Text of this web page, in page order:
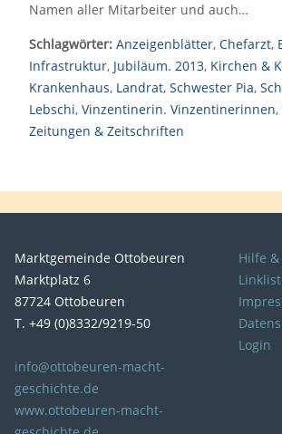
Namen aller Mitarbeiter und auch…
Schlagwörter: Anzeigenblätter, Chefarzt,
Infrastruktur, Jubiläum. 2013, Kirchen &
Krankenhaus, Landrat, Schwester Pia,
Lebschi, Vinzentinerin. Vinzentinerinnen,
Zeitungen & Zeitschriften
Marktgemeinde Ottobeuren
Marktplatz 6
87724 Ottobeuren
T. +49 (0)8332/9219-50
info@ottobeuren-macht-
geschichte.de
www.ottobeuren-macht-
Hilfe
Login